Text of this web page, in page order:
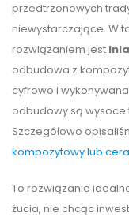
przedtrzonowych
niewystarczające. W
rozwiązaniem jest
odbudowa z
cyfrowo i
odbudowy są wysoce
Szczegółowo
kompozytowy lub
To rozwiązanie
żucia, nie chcąc